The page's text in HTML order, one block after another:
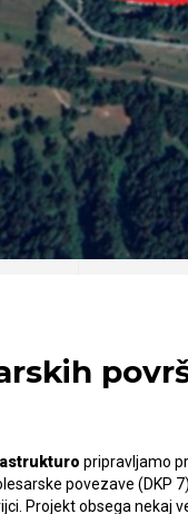
pripravljamo
povezave (DKP
Projekt obsega nekaj